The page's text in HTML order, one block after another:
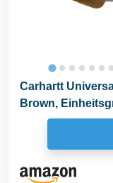
Carhartt
Brown,